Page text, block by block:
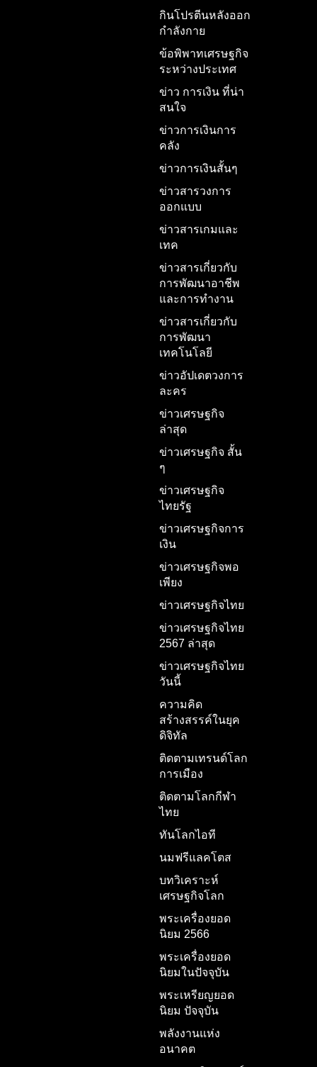
กินโปรตีนหลังออก
กำลังกาย
ข้อพิพาทเศรษฐกิจ
ระหว่างประเทศ
ข่าว การเงิน ที่น่า
สนใจ
ข่าวการเงินการ
คลัง
ข่าวการเงินสั้นๆ
ข่าวสารวงการ
ออกแบบ
ข่าวสารเกมและ
เทค
ข่าวสารเกี่ยวกับ
การพัฒนาอาชีพ
และการทำงาน
ข่าวสารเกี่ยวกับ
การพัฒนา
เทคโนโลยี
ข่าวอัปเดตวงการ
ละคร
ข่าวเศรษฐกิจ
ล่าสุด
ข่าวเศรษฐกิจ สั้น
ๆ
ข่าวเศรษฐกิจ
ไทยรัฐ
ข่าวเศรษฐกิจการ
เงิน
ข่าวเศรษฐกิจพอ
เพียง
ข่าวเศรษฐกิจไทย
ข่าวเศรษฐกิจไทย
2567 ล่าสุด
ข่าวเศรษฐกิจไทย
วันนี้
ความคิด
สร้างสรรค์ในยุค
ดิจิทัล
ติดตามเทรนด์โลก
การเมือง
ติดตามโลกกีฬา
ไทย
ทันโลกไอที
นมฟรีแลคโตส
บทวิเคราะห์
เศรษฐกิจโลก
พระเครื่องยอด
นิยม 2566
พระเครื่องยอด
นิยมในปัจจุบัน
พระเหรียญยอด
นิยม ปัจจุบัน
พลังงานแห่ง
อนาคต